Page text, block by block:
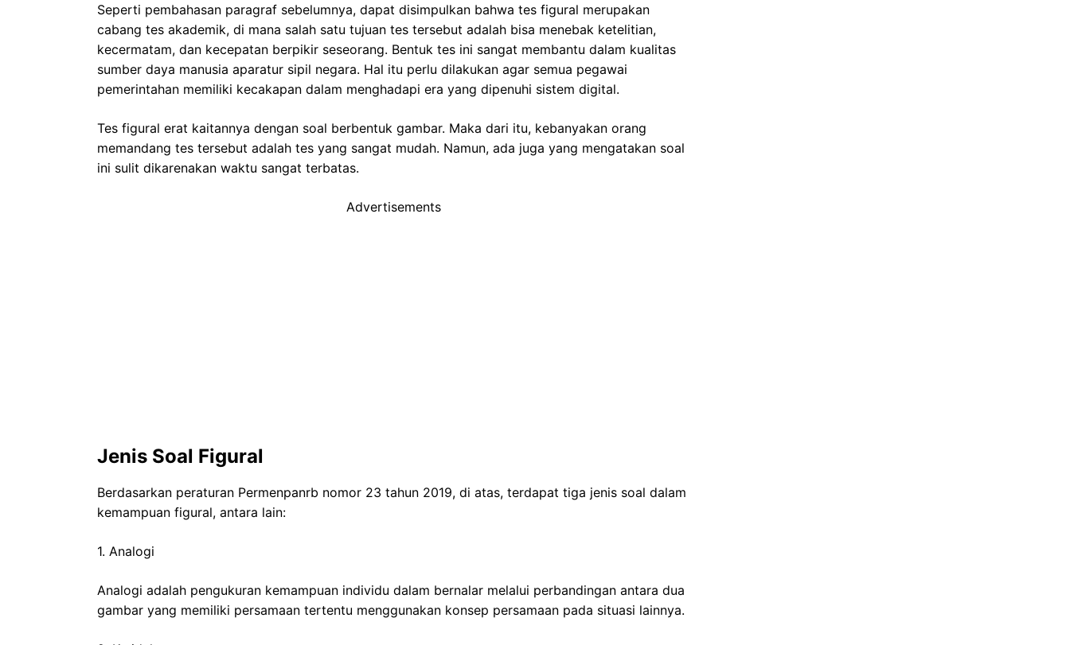
Seperti pembahasan paragraf sebelumnya, dapat disimpulkan bahwa tes figural merupakan
cabang tes akademik, di mana salah satu tujuan tes tersebut adalah bisa menebak ketelitian,
kecermatam, dan kecepatan berpikir seseorang. Bentuk tes ini sangat membantu dalam kualitas
sumber daya manusia aparatur sipil negara. Hal itu perlu dilakukan agar semua pegawai
pemerintahan memiliki kecakapan dalam menghadapi era yang dipenuhi sistem digital.
Tes figural erat kaitannya dengan soal berbentuk gambar. Maka dari itu, kebanyakan orang
memandang tes tersebut adalah tes yang sangat mudah. Namun, ada juga yang mengatakan soal
ini sulit dikarenakan waktu sangat terbatas.
Advertisements
Jenis Soal Figural
Berdasarkan peraturan Permenpanrb nomor 23 tahun 2019, di atas, terdapat tiga jenis soal dalam
kemampuan figural, antara lain:
1. Analogi
Analogi adalah pengukuran kemampuan individu dalam bernalar melalui perbandingan antara dua
gambar yang memiliki persamaan tertentu menggunakan konsep persamaan pada situasi lainnya.